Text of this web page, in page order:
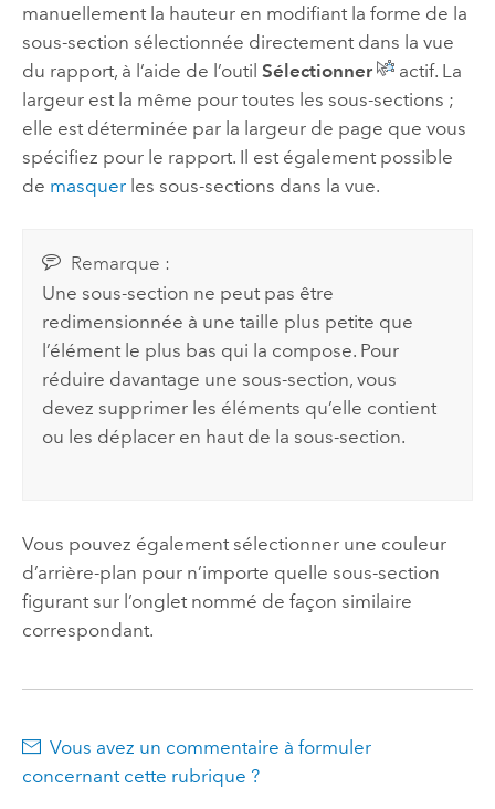
manuellement la hauteur en modifiant la forme de la
sous-section sélectionnée directement dans la vue
du rapport, à l’aide de l’outil Sélectionner
actif. La
largeur est la même pour toutes les sous-sections ;
elle est déterminée par la largeur de page que vous
spécifiez pour le rapport. Il est également possible
de masquerles sous-sections dans la vue.
Remarque :
Une sous-section ne peut pas être
redimensionnée à une taille plus petite que
l’élément le plus bas qui la compose. Pour
réduire davantage une sous-section, vous
devez supprimer les éléments qu’elle contient
ou les déplacer en haut de la sous-section.
Vous pouvez également sélectionner une couleur
d’arrière-plan pour n’importe quelle sous-section
figurant sur l’onglet nommé de façon similaire
correspondant.
Vous avez un commentaire à formuler
concernant cette rubrique ?